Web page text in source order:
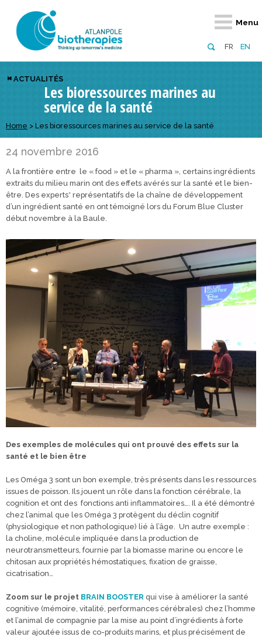
FR EN
Menu
Retour
À propos
Présentation du pôle
Domaines d’excellence
Retour
Comité scientifique
Financeurs
Retour
Notre réseau
Membres du pôle
Partenaires
Réseau européen
Retour
Actus, événements, AAP
Actualités
Événements
Appels à projets
Retour
régionaux
Retour
Notre offre
Diversifiez votre réseau
Visez l’international
Développez vos projets d’innovation
Retour
Nous rejoindre
En tant qu’adhérent
En tant que partenaire
Retour
Emploi
Offres d’emploi
Candidatures
ACTUALITÉS
Les bioressources marines au
service de la santé
Home > Les bioressources marines au service de la santé
24 novembre 2016
A la frontière entre le « food » et le « pharma », certains ingrédients
extraits du milieu marin ont des effets avérés sur la santé et le bien-
être. Des experts* représentatifs de la chaîne de développement
d’un ingrédient santé en ont témoigné lors du Forum Blue Cluster
début novembre à la Baule.
Des exemples de molécules qui ont prouvé des effets sur la
santé et le bien être
Les Oméga 3 sont un bon exemple, très présents dans les ressources
issues de poisson. Ils jouent un rôle dans la fonction cérébrale, la
cognition et ont des fonctions anti inflammatoires…. Il a été démontré
chez l’animal que les Oméga 3 protègent du déclin cognitif
(physiologique et non pathologique) lié à l’âge. Un autre exemple :
la choline, molécule impliquée dans la production de
neurotransmetteurs, fournie par la biomasse marine ou encore le
chitosan aux propriétés hémostatiques, fixation de graisse,
cicatrisation…
Zoom sur le projet BRAIN BOOSTER qui vise à améliorer la santé
cognitive (mémoire, vitalité, performances cérébrales) chez l’homme
et l’animal de compagnie par la mise au point d’ingrédients à forte
valeur ajoutée issus de co-produits marins, et plus précisément de